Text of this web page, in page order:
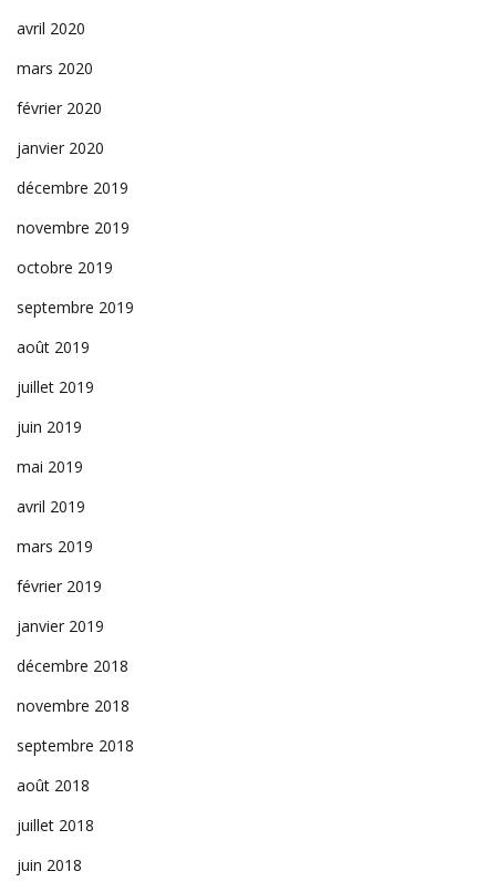
avril 2020
mars 2020
février 2020
janvier 2020
décembre 2019
novembre 2019
octobre 2019
septembre 2019
août 2019
juillet 2019
juin 2019
mai 2019
avril 2019
mars 2019
février 2019
janvier 2019
décembre 2018
novembre 2018
septembre 2018
août 2018
juillet 2018
juin 2018